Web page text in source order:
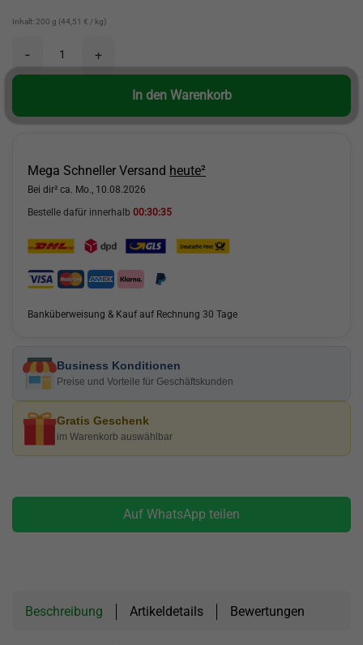
Inhalt: 200 g (44,51 € / kg)
- +
In den Warenkorb
Mega Schneller Versand heute²
Bei dir² ca. Mo., 10.08.2026
Bestelle dafür innerhalb 00:30:34
Banküberweisung & Kauf auf Rechnung 30 Tage
Business Konditionen
Preise und Vorteile für Geschäftskunden
Gratis Geschenk
im Warenkorb auswählbar
Auf WhatsApp teilen
Beschreibung Artikeldetails Bewertungen